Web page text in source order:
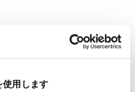
使用します